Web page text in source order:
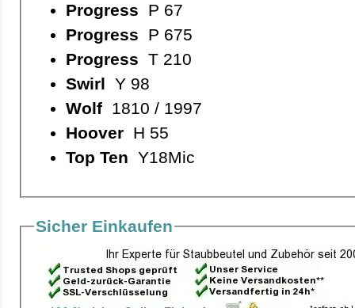
Progress P 67
Progress P 675
Progress T 210
Swirl Y 98
Wolf1810 / 1997
HooverH 55
Top Ten Y18Mic
Sicher Einkaufen